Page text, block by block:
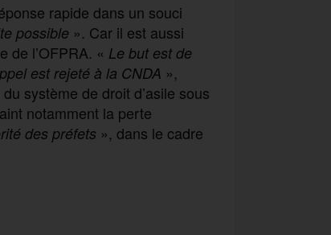
rapide dans un souci
possible». Car il est aussi
de l’OFPRA. « Le but est de
est rejeté à la CNDA »,
système de droit d’asile sous
notamment la perte
des préfets », dans le cadre